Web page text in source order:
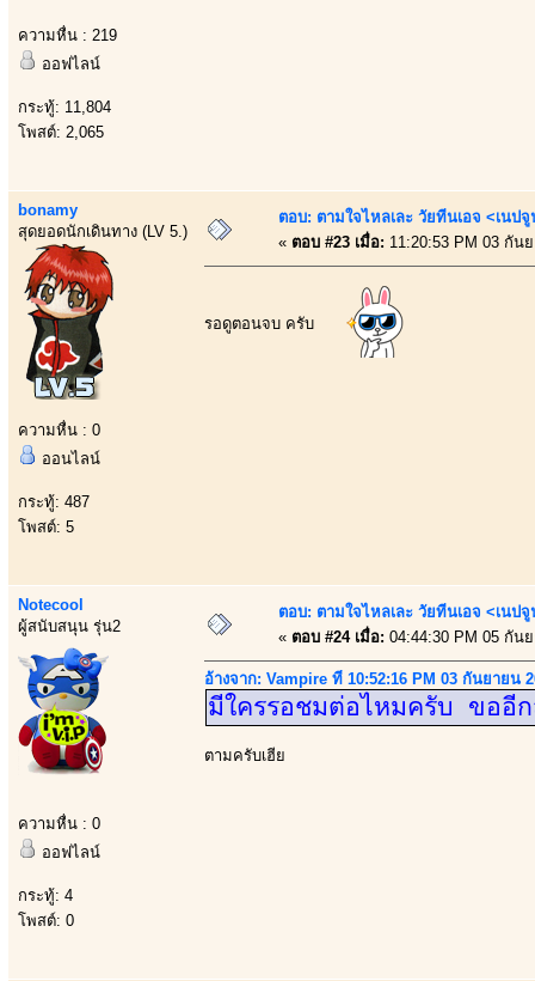
ความหื่น : 219
ออฟไลน์
กระทู้: 11,804
โพสต์: 2,065
bonamy
สุดยอดนักเดินทาง (LV 5.)
ความหื่น : 0
ออนไลน์
กระทู้: 487
โพสต์: 5
ตอบ: ตามใจไหลเละ วัยทีนเอจ <เนป
« ตอบ #23 เมื่อ: 11:20:53 PM 03 กัน
รอดูตอนจบ ครับ
Notecool
ผู้สนับสนุน รุ่น2
ความหื่น : 0
ออฟไลน์
กระทู้: 4
โพสต์: 0
ตอบ: ตามใจไหลเละ วัยทีนเอจ <เนป
« ตอบ #24 เมื่อ: 04:44:30 PM 05 กัน
อ้างจาก: Vampire ที่ 10:52:16 PM 03 กันยายน
มีใครรอชมต่อไหมครับ ขออี
ตามครับเฮีย